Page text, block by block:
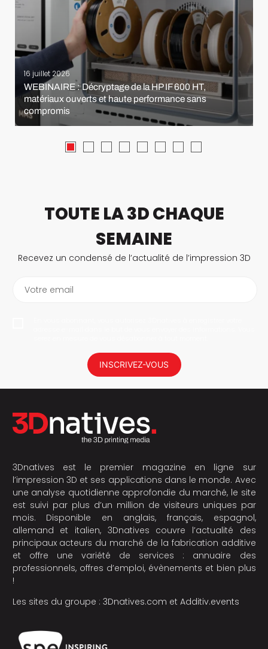
16 juillet 2026
WEBINAIRE : Décryptage de la HP IF 600 HT,
matériaux ouverts et haute performance sans
compromis
TOUTE LA 3D CHAQUE
SEMAINE
Recevez un condensé de l’actualité de l’impression 3D
Votre email
INSCRIVEZ-VOUS
3Dnatives est le premier magazine en ligne sur
l’impression 3D et ses applications dans le monde. Avec
une analyse quotidienne approfondie du marché, le site
est suivi par plus d’un million de visiteurs uniques par
mois. Disponible en anglais, français, espagnol,
allemand et italien, 3Dnatives couvre l’actualité des
principaux acteurs du marché de la fabrication additive
et offre une variété de services : annuaire des
professionnels, offres d’emploi, évènements et bien plus
!
Les sites du groupe : 3Dnatives.com et Additiv.events